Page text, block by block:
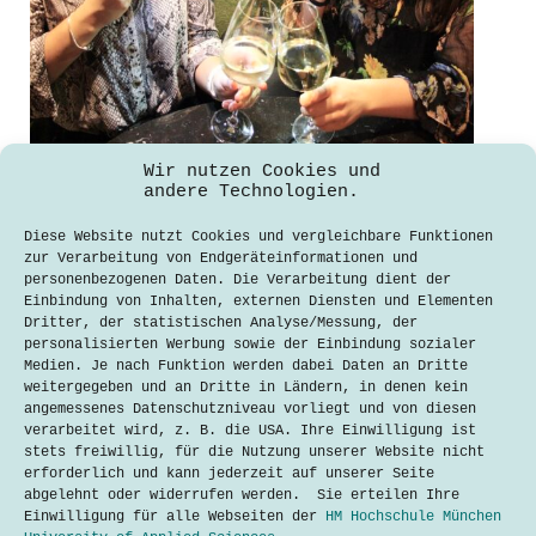
Wir nutzen Cookies und
andere Technologien.
Diese Website nutzt Cookies und vergleichbare Funktionen
zur Verarbeitung von Endgeräteinformationen und
personenbezogenen Daten. Die Verarbeitung dient der
Einbindung von Inhalten, externen Diensten und Elementen
Dritter, der statistischen Analyse/Messung, der
personalisierten Werbung sowie der Einbindung sozialer
Medien. Je nach Funktion werden dabei Daten an Dritte
weitergegeben und an Dritte in Ländern, in denen kein
angemessenes Datenschutzniveau vorliegt und von diesen
verarbeitet wird, z. B. die USA. Ihre Einwilligung ist
stets freiwillig, für die Nutzung unserer Website nicht
erforderlich und kann jederzeit auf unserer Seite
abgelehnt oder widerrufen werden. Sie erteilen Ihre
Einwilligung für alle Webseiten der HM Hochschule München
Oh Handy, wir können unsere Finger
Jessica Melanie Dancs
31. März 2022
Ich wache morgens auf und schaue als
erstes, was es Neues auf Instagram
gibt. Mein Handy ist mein Wecker,
meine Unterhaltung, mein Wegweiser,
mein Kommunikator, mein Alles. Bin
ich handyabhängig? Bin ich
handyabhängig? Seit ein paar Monaten
fällt mir…
Lesen
Oh